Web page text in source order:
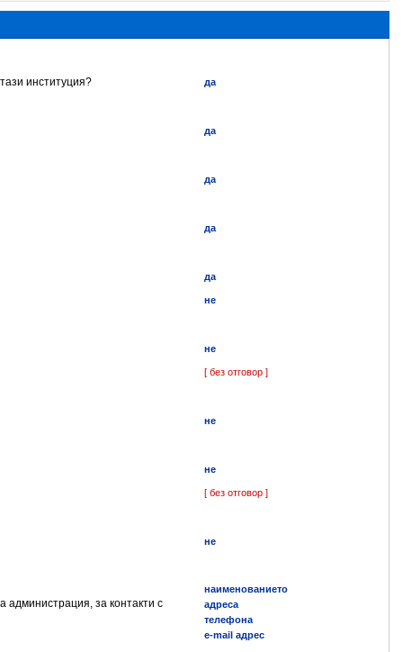
институция?
да
да
да
да
да
не
не
[ без отговор ]
не
не
[ без отговор ]
не
администрация, за контакти с
наименованието
адреса
телефона
e-mail адрес